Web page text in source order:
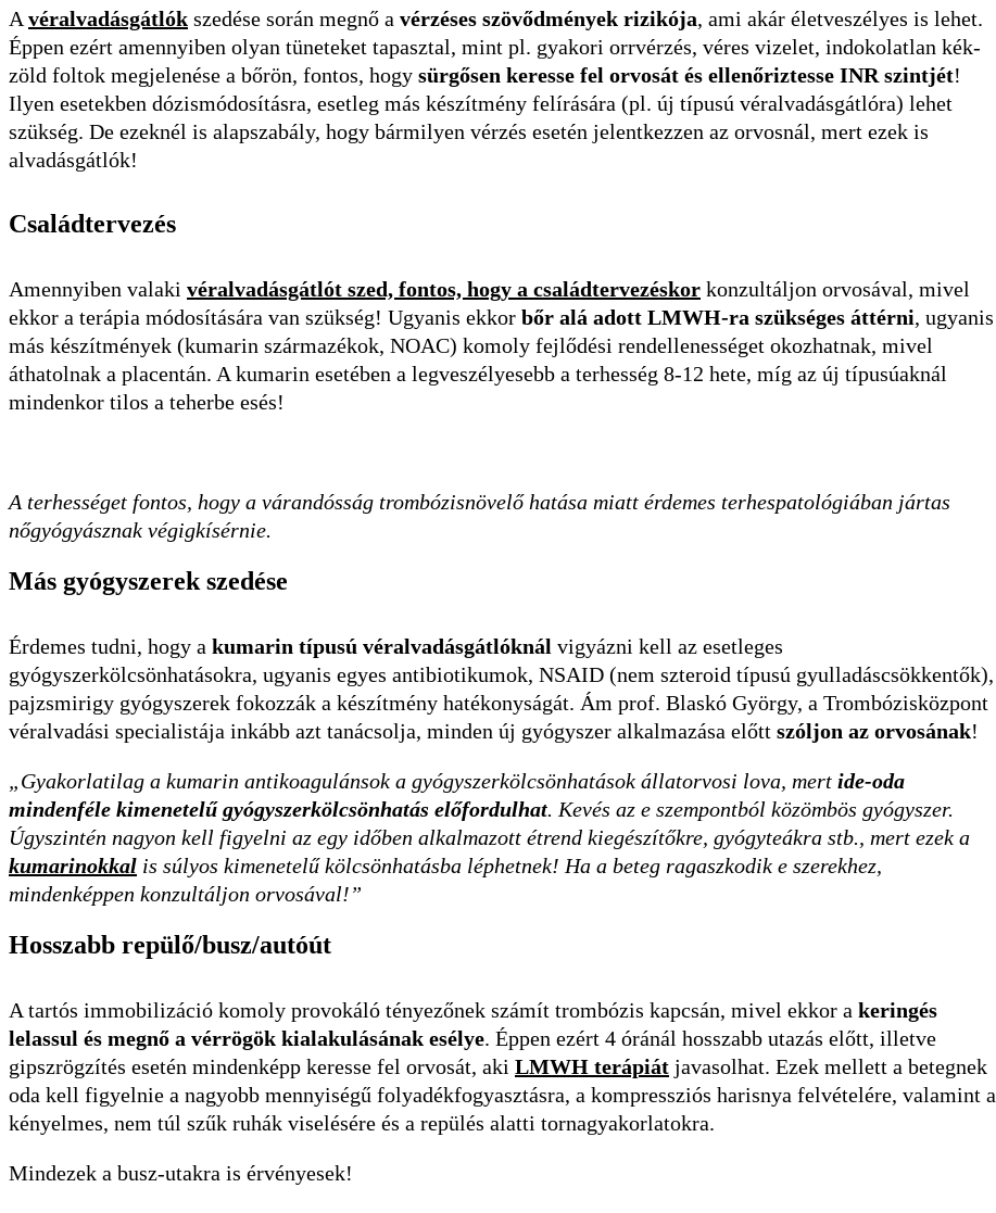
A véralvadásgátlók szedése során megnő a vérzéses szövődmények rizikója, ami akár életveszélyes is lehet.
Éppen ezért amennyiben olyan tüneteket tapasztal, mint pl. gyakori orrvérzés, véres vizelet, indokolatlan kék-
zöld foltok megjelenése a bőrön, fontos, hogy sürgősen keresse fel orvosát és ellenőriztesse INR szintjét!
Ilyen esetekben dózismódosításra, esetleg más készítmény felírására (pl. új típusú véralvadásgátlóra) lehet
szükség. De ezeknél is alapszabály, hogy bármilyen vérzés esetén jelentkezzen az orvosnál, mert ezek is
alvadásgátlók!
Családtervezés
Amennyiben valaki véralvadásgátlót szed, fontos, hogy a családtervezéskor konzultáljon orvosával, mivel
ekkor a terápia módosítására van szükség! Ugyanis ekkor bőr alá adott LMWH-ra szükséges áttérni, ugyanis
más készítmények (kumarin származékok, NOAC) komoly fejlődési rendellenességet okozhatnak, mivel
áthatolnak a placentán. A kumarin esetében a legveszélyesebb a terhesség 8-12 hete, míg az új típusúaknál
mindenkor tilos a teherbe esés!
A terhességet fontos, hogy a várandósság trombózisnövelő hatása miatt érdemes terhespatológiában jártas
nőgyógyásznak végigkísérnie.
Más gyógyszerek szedése
Érdemes tudni, hogy a kumarin típusú véralvadásgátlóknál vigyázni kell az esetleges
gyógyszerkölcsönhatásokra, ugyanis egyes antibiotikumok, NSAID (nem szteroid típusú gyulladáscsökkentők),
pajzsmirigy gyógyszerek fokozzák a készítmény hatékonyságát. Ám prof. Blaskó György, a Trombózisközpont
véralvadási specialistája inkább azt tanácsolja, minden új gyógyszer alkalmazása előtt szóljon az orvosának!
„Gyakorlatilag a kumarin antikoagulánsok a gyógyszerkölcsönhatások állatorvosi lova, mert ide-oda
mindenféle kimenetelű gyógyszerkölcsönhatás előfordulhat. Kevés az e szempontból közömbös gyógyszer.
Úgyszintén nagyon kell figyelni az egy időben alkalmazott étrend kiegészítőkre, gyógyteákra stb., mert ezek a
kumarinokkal is súlyos kimenetelű kölcsönhatásba léphetnek! Ha a beteg ragaszkodik e szerekhez,
mindenképpen konzultáljon orvosával!”
Hosszabb repülő/busz/autóút
A tartós immobilizáció komoly provokáló tényezőnek számít trombózis kapcsán, mivel ekkor a keringés
lelassul és megnő a vérrögök kialakulásának esélye. Éppen ezért 4 óránál hosszabb utazás előtt, illetve
gipszrögzítés esetén mindenképp keresse fel orvosát, aki LMWH terápiát javasolhat. Ezek mellett a betegnek
oda kell figyelnie a nagyobb mennyiségű folyadékfogyasztásra, a kompressziós harisnya felvételére, valamint a
kényelmes, nem túl szűk ruhák viselésére és a repülés alatti tornagyakorlatokra.
Mindezek a busz-utakra is érvényesek!